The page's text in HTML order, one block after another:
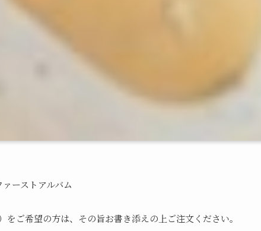
ーストアルバム
ご希望の方は、その旨お書き添えの上ご注文ください。